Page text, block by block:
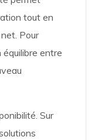
tout en
Pour
équilibre entre
Sur